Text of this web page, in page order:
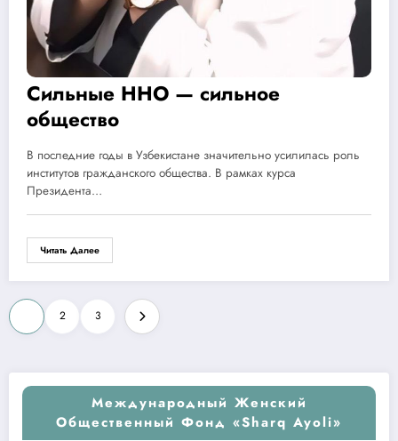
Сильные ННО — сильное
общество
В последние годы в Узбекистане значительно усилилась роль
институтов гражданского общества. В рамках курса
Президента…
Читать Далее
Пагинация
записей
2 3
Международный Женский
Общественный Фонд «Sharq Ayoli»